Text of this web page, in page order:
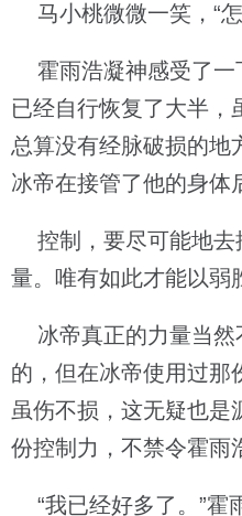
马小桃微微一笑，“
霍雨浩凝神感受了一
已经自行恢复了大半，
总算没有经脉破损的地
冰帝在接管了他的身体
控制，要尽可能地去
量。唯有如此才能以弱
冰帝真正的力量当然
的，但在冰帝使用过那
虽伤不损，这无疑也是
份控制力，不禁令霍雨
“我已经好多了。”霍